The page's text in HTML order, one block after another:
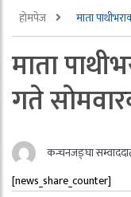
होमपेज माता
माता
गते
कन्चनजङ्घा
[news_share_counter]